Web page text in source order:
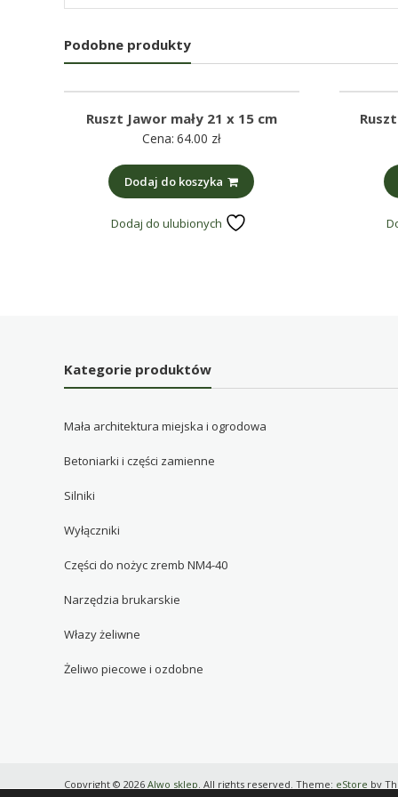
Podobne produkty
Ruszt Jawor mały 21 x 15 cm
Cena: 64.00 zł
Dodaj do koszyka
Dodaj do ulubionych
Kategorie produktów
Mała architektura miejska i ogrodowa
Betoniarki i części zamienne
Silniki
Wyłączniki
Części do nożyc zremb NM4-40
Narzędzia brukarskie
Włazy żeliwne
Żeliwo piecowe i ozdobne
Copyright © 2026 Alwo sklep. All rights reserved. Theme: eStore by